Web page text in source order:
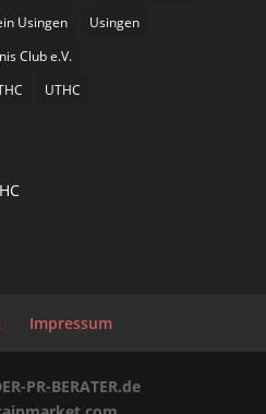
Usingen
Usingen
Club e.V.
UTHC
Impressum
PR-BERATER.de